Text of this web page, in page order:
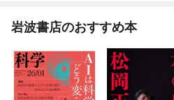
岩波書店のおすすめ本